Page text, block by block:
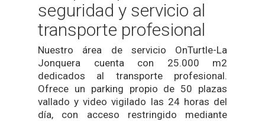
seguridad y servicio al
transporte profesional
Nuestro área de servicio OnTurtle-La
Jonquera cuenta con 25.000 m2
dedicados al transporte profesional.
Ofrece un parking propio de 50 plazas
vallado y video vigilado las 24 horas del
día, con acceso restringido mediante